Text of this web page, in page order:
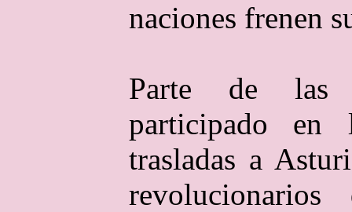
naciones frenen
Parte de las
participado en
trasladas a